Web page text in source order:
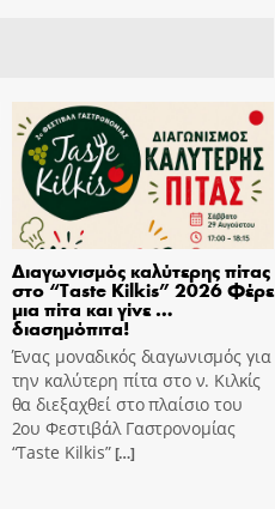
Διαγωνισμός καλύτερης πίτας
στο “Taste Kilkis” 2026 Φέρε
μια πίτα και γίνε …
διασημόπιτα!
Ένας μοναδικός διαγωνισμός για
την καλύτερη πίτα στο ν. Κιλκίς
θα διεξαχθεί στο πλαίσιο του
2ου Φεστιβάλ Γαστρονομίας
“Taste Kilkis”[…]